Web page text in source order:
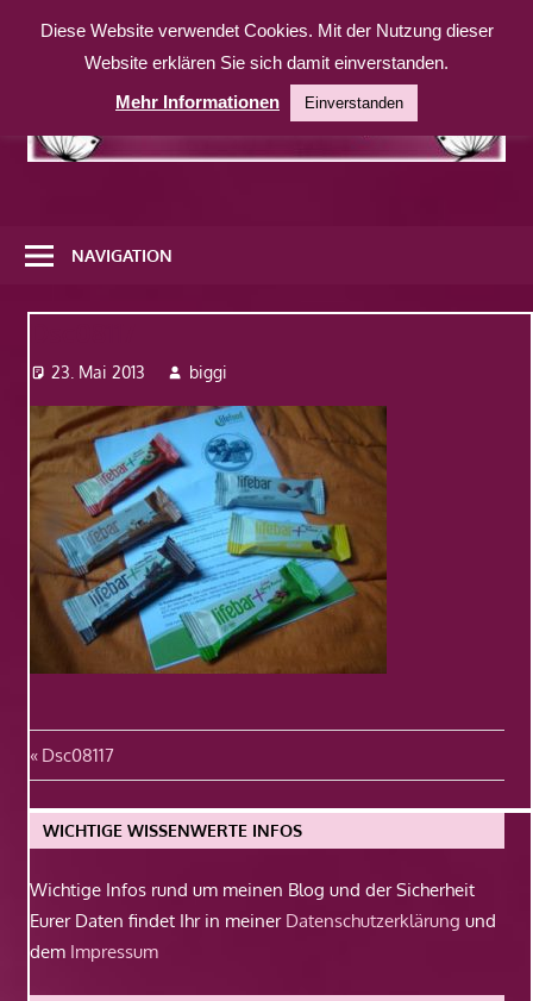
Inhalt
weitere
Website
NAVIGATION
23. Mai 2013 biggi
Beitragsnavigation
Vorheriger
Beitrag:
Dsc08117
WICHTIGE WISSENWERTE INFOS
Wichtige Infos rund um meinen Blog und der Sicherheit
Eurer Daten findet Ihr in meiner Datenschutzerklärung und
dem Impressum
Diese Website verwendet Cookies. Mit der Nutzung dieser
Website erklären Sie sich damit einverstanden.
Mehr Informationen
Einverstanden